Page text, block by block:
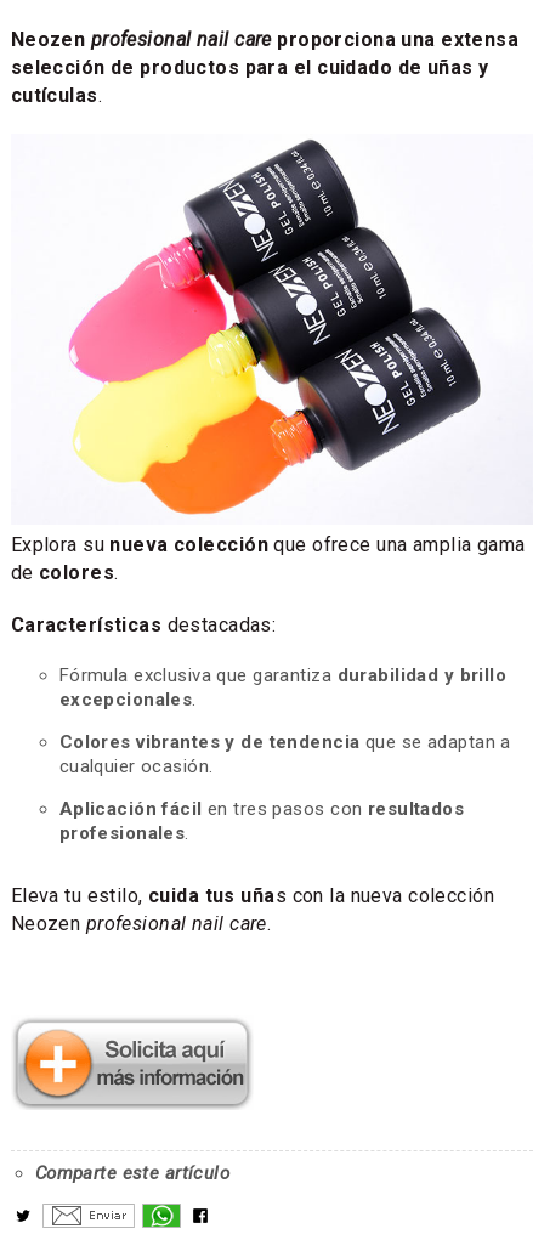
Neozen profesional nail care proporciona una extensa
selección de productos para el cuidado de uñas y
cutículas.
Explora su nueva colecciónque ofrece una amplia gama
de colores.
Características destacadas:
Fórmula exclusiva que garantiza durabilidad y brillo
excepcionales.
Colores vibrantes y de tendencia que se adaptan a
cualquier ocasión.
Aplicación fácilen tres pasos con resultados
profesionales.
Eleva tu estilo, cuida tus uñas con la nueva colección
Neozen profesional nail care.
Comparte este artículo